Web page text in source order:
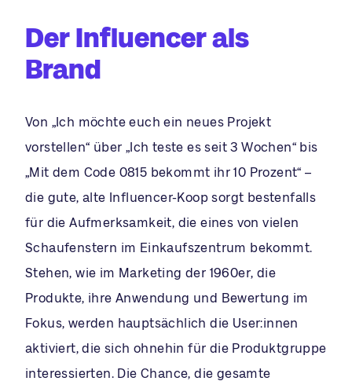
Der Influencer als
Brand
Von „Ich möchte euch ein neues Projekt
vorstellen“ über „Ich teste es seit 3 Wochen“ bis
„Mit dem Code 0815 bekommt ihr 10 Prozent“ –
die gute, alte Influencer-Koop sorgt bestenfalls
für die Aufmerksamkeit, die eines von vielen
Schaufenstern im Einkaufszentrum bekommt.
Stehen, wie im Marketing der 1960er, die
Produkte, ihre Anwendung und Bewertung im
Fokus, werden hauptsächlich die User:innen
aktiviert, die sich ohnehin für die Produktgruppe
interessierten. Die Chance, die gesamte